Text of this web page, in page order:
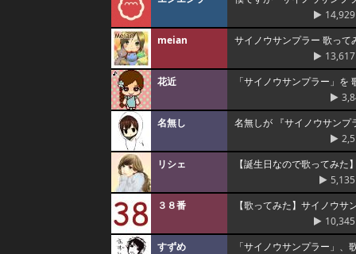
14,929
meian
サイノウサンプラー 歌って
13,617
花近
「サイノウサンプラー」を
名無し
名無しが 『サイノウサンプ
リシェ
【誕生日なので歌ってみ
5,135
３８番
【歌ってみた】サイノウサ
10,345
すずめ
「サイノウサンプラー」